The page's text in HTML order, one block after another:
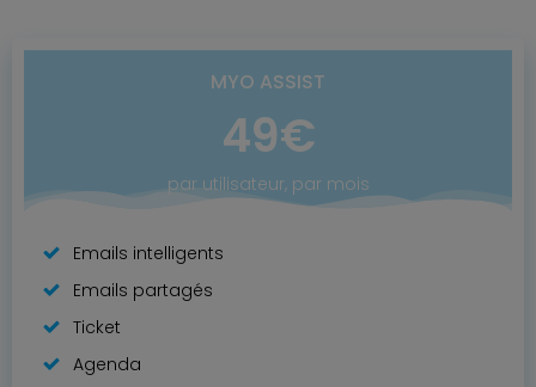
MYO ASSIST
49€
par utilisateur, par mois
Emails intelligents
Emails partagés
Ticket
Agenda